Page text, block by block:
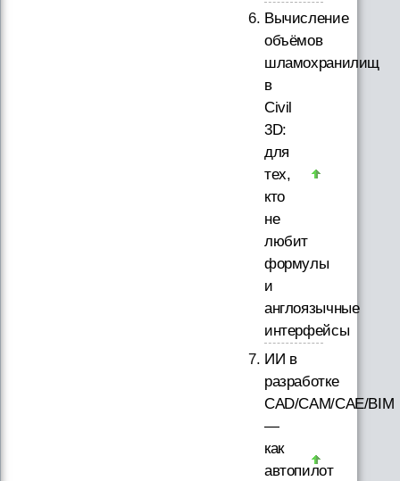
Вычисление
объёмов
шламохранилищ
в
Civil
3D:
для
тех,
кто
не
любит
формулы
и
англоязычные
интерфейсы
ИИ в
разработке
CAD/CAM/CAE/BIM
—
как
автопилот